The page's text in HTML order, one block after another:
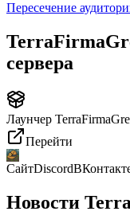
Пересечение
сервера
Лаунчер
Перейти
СайтDiscord
Новости